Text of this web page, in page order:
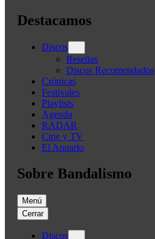
Destacamos
Discos
Reseñas
Discos Recomendados
Crónicas
Festivales
Playlists
Agenda
RADAR
Cine y TV
El Anuario
Sobre Bandalismo
Menú
Cerrar
Discos